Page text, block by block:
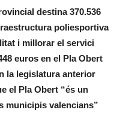
destina 370.536
poliesportiva
i millorar el servici
euros en el Pla Obert
la legislatura anterior
el Pla Obert “és un
municipis valencians”